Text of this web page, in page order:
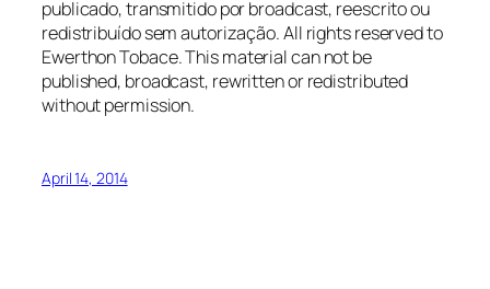
publicado, transmitido por broadcast, reescrito ou
redistribuído sem autorização.All rightsreservedto
EwerthonTobace.This materialcan not be
published, broadcast, rewritten or redistributed
without permission.
April 14, 2014